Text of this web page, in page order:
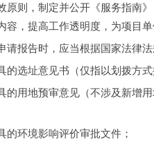
则，制定并公开《服务指南》
，提高工作透明度，为项目单
报告时，应当根据国家法律法
选址意见书（仅指以划拨方式
用地预审意见（不涉及新增用
环境影响评价审批文件；